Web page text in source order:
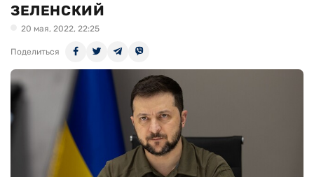
ЗЕЛЕНСКИЙ
20 мая, 2022, 22:25
Поделиться